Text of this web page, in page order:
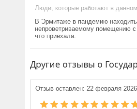
Люди, которые работают в
В Эрмитаже в пандемию
непроветриваемому помещению
что приехала.
Другие отзывы о
Отзыв оставлен: 22 февраля 2026